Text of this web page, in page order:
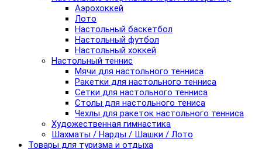
Аэрохоккей
Лото
Настольный баскетбол
Настольный футбол
Настольный хоккей
Настольный теннис
Мячи для настольного тенниса
Ракетки для настольного тенниса
Сетки для настольного тенниса
Столы для настольного тениса
Чехлы для ракеток настольного тенниса
Художественная гимнастика
Шахматы / Нарды / Шашки / Лото
Товары для туризма и отдыха